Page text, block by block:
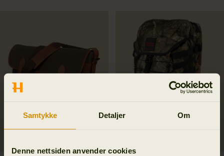
Samtykke Detaljer Om
Denne nettsiden anvender cookies